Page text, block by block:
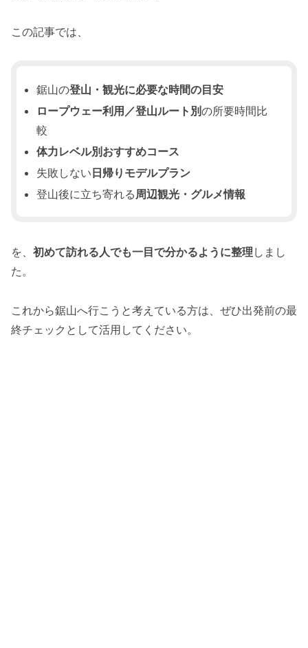
この記事では、
鋸山の登山・観光に必要な時間の目安
ロープウェー利用／登山ルート別の所要時間比
較
体力レベル別おすすめコース
失敗しない 日帰りモデルプラン
登山後に立ち寄れる周辺観光・グルメ情報
を、 初めて訪れる人でも一目で分かるように整理 しまし
た。
これから鋸山へ行こうと考えている方は、ぜひ出発前の最
終チェックとして活用してください。